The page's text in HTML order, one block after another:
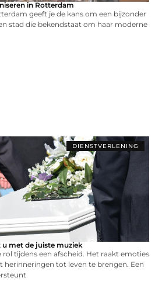
in Rotterdam
geeft je de kans om een bijzonder
stad die bekendstaat om haar moderne
DIENSTVERLENING
u met de juiste muziek
rol tijdens een afscheid. Het raakt emoties
herinneringen tot leven te brengen. Een